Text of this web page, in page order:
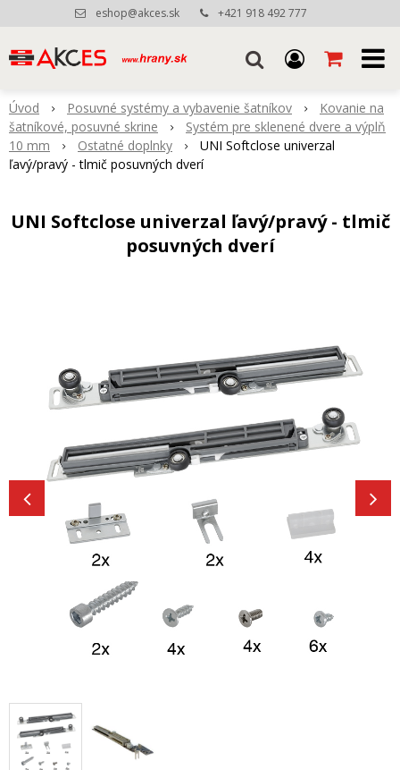
eshop@akces.sk +421 918 492 777
Úvod Posuvné systémy a vybavenie šatníkov
Kovanie na
šatníkové, posuvné skrine
Systém pre sklenené dvere a výplň
10 mm
Ostatné doplnky
UNI Softclose univerzal
ľavý/pravý - tlmič posuvných dverí
UNI Softclose univerzal ľavý/pravý - tlmič
posuvných dverí